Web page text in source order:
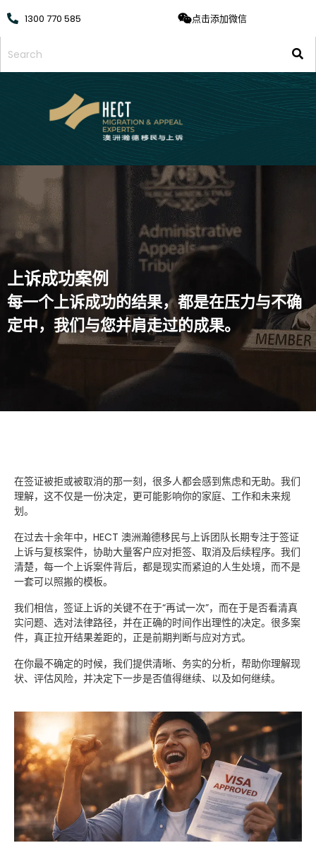
1300 770 585 点击添加微信
上诉成功案例
每一个上诉成功的结果，都是在压力与不确
定中，我们与您并肩走过的成果。
在签证被拒或被取消的那一刻，很多人都会感到焦虑和无助。我们
理解，这不仅是一份决定，更可能影响你的家庭、工作和未来规
划。
在过去十余年中，HECT 澳洲瀚德移民与上诉团队长期专注于签证
上诉与复核案件，协助大量客户应对拒签、取消及后续程序。我们
清楚，每一个上诉案件背后，都是现实而紧迫的人生处境，而不是
一套可以照搬的模板。
我们相信，签证上诉的关键不在于“再试一次”，而在于是否看清真
实问题、选对法律路径，并在正确的时间作出理性的决定。很多案
件，真正拉开结果差距的，正是前期判断与应对方式。
在你最不确定的时候，我们提供清晰、务实的分析，帮助你理解现
状、评估风险，并决定下一步是否值得继续、以及如何继续。